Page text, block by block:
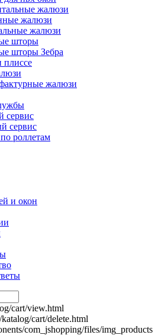
жалюзи
жалюзи
жалюзи
шторы
шторы Зебра
жалюзи
сервис
сервис
роллетам
и окон
cart/view.html
/katalog/cart/delete.html
com_jshopping/files/img_products